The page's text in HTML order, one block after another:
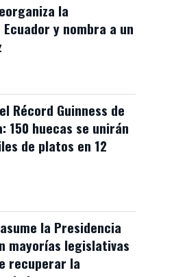
la
y nombra a un
Récord Guinness de
150 huecas se unirán
de platos en 12
la Presidencia
mayorías legislativas
recuperar la